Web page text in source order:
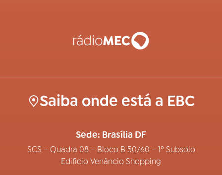
Saiba onde está a EBC
Sede: Brasília DF
SCS – Quadra 08 – Bloco B 50/60 – 1º Subsolo
Edifício Venâncio Shopping